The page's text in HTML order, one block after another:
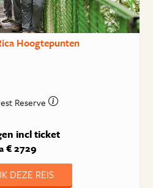
Hoogtepunten
Reserve
incl ticket
€ 2729
DEZE REIS